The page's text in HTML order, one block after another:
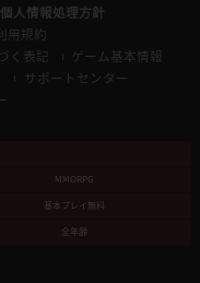
個人情報処理方針
用規約
く表記
ゲーム基本情報
サポートセンター
MMORPG
基本プレイ無料
全年齢